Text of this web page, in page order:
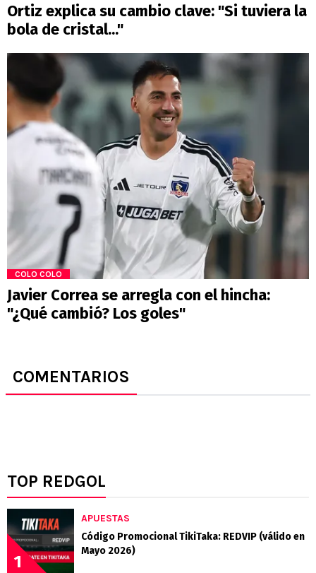
Ortiz explica su cambio clave: "Si tuviera la
bola de cristal..."
COLO COLO
Javier Correa se arregla con el hincha:
"¿Qué cambió? Los goles"
COMENTARIOS
TOP REDGOL
1
APUESTAS
Código Promocional TikiTaka: REDVIP (válido en
Mayo 2026)